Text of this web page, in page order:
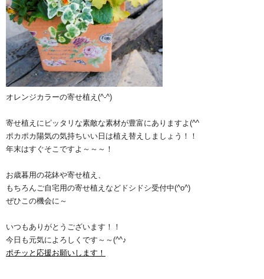
オレンジカラーの寄せ植え(^-^)
寄せ植えにピッタリな素敵な素材が豊富にありますよ(^^ゞ
ポカポカ陽気の気持ちいい日は植え替えしましょう！！
年末はすぐそこですよ～～～！
お歳暮用の花鉢や寄せ植え、
もちろんご自宅用の寄せ植えなどドシドシ受付中(^o^)
ぜひこの機会に～
いつもありがとうございます！！
今日も元気によろしくです～～(^^♪
ポチッと応援お願いします！